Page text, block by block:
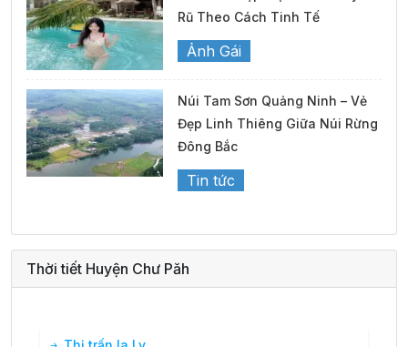
Rũ Theo Cách Tinh Tế
Ảnh Gái
Núi Tam Sơn Quảng Ninh – Vẻ
Đẹp Linh Thiêng Giữa Núi Rừng
Đông Bắc
Tin tức
Thời tiết Huyện Chư Păh